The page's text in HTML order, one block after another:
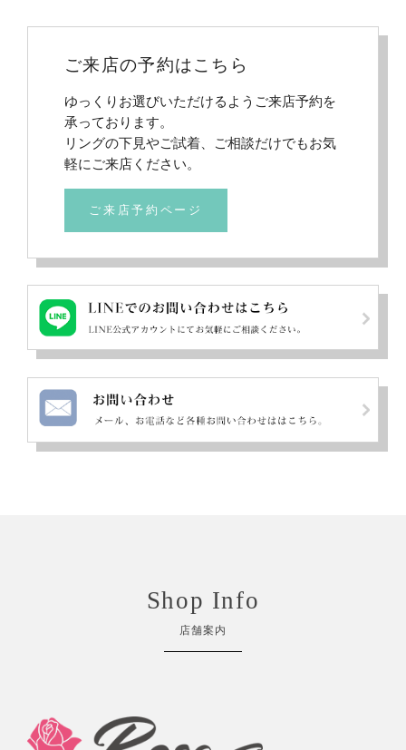
ご来店の予約はこちら
ゆっくりお選びいただけるようご来店予約を
承っております。
リングの下見やご試着、ご相談だけでもお気
軽にご来店ください。
ご来店予約ページ
Shop Info
店舗案内